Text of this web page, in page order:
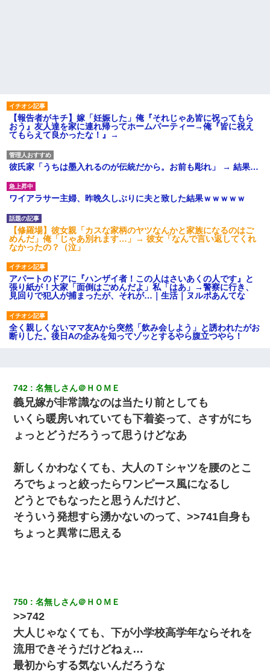
【報告者がキチ】嫁「妊娠した」俺『それじゃあ皆に祝ってもら
おう』友人達を家に連れ帰ってホームパーティー→俺『皆に祝え
てもらえて良かったな！』→
彼氏家「うちは墨入れるのが伝統だから。お前も彫れ」 → 結果…
ワイアラサー主婦、昨晩久しぶりに夫と致した結果ｗｗｗｗｗ
【修羅場】彼女親「カスな家柄のヤツなんかと家族になるのはご
めんだ」俺「じゃあ別れます…」→ 彼女「なんで言い返してくれ
なかったの？（泣」
アパートのドアに『ハンザイ者！この人はさいあくの人です』と
張り紙が！大家「面倒はごめんだよ」私「はあ」→警察に行き、
見回りで犯人が捕まったが、それが…｜生活｜ヌルポあんてな
全く親しくないママ友Aから突然「飲み会しよう」と誘われたがお
断りした。後日Aの企みを知ってゾッとするやら腹立つやら！
【驚愕】5000円でＪＫと行為してきたが後悔しかない…
[緊急]ベロベロの女に声をかけて行為してきた結果
ＤＮＡ検査『血縁関係０％』旦那「やっぱり托卵だったんだ…」
嫁「本当に身に覚えがない」「なにかの間違いだ！取り違え
だ！」→ 嫁「あっ」
同じマンションに住んでる女性が鍵をわかりやすいところに隠し
ている事に気づいた俺「忍びこんでみよう！」→ 結果
男だけどリベンジポノレノの被害者になって未だに人生が立ち直
せない
元夫の連れ子「俺の結婚式の時くらい、母親としての責任を果た
そうとは思わないのか！」→どうも連れ子は…
742 名無しさん＠ＨＯＭＥ
義兄嫁が非常識なのは当たり前としても
いくら暖房いれていても下着姿って、さすがにち
ょっとどうだろうって思うけどなあ
新しくかわなくても、大人のＴシャツを腰のとこ
ろでちょっと絞ったらワンピース風になるし
どうとでもなったと思うんだけど、
そういう発想すら湧かないのって、>>741自身も
ちょっと異常に思える
750 名無しさん＠ＨＯＭＥ
>>742
大人じゃなくても、下が小学校高学年ならそれを
流用できそうだけどねぇ…
最初からする気ないんだろうな